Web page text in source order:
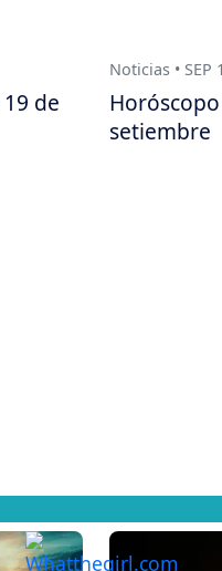
de
Noticias • SEP
setiembre